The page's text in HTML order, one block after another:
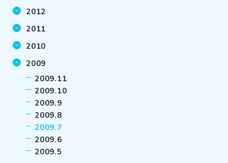
2012
2011
2010
2009
2009.11
2009.10
2009.9
2009.8
2009.7
2009.6
2009.5